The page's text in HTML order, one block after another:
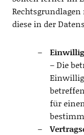
diese in der
– Die
für